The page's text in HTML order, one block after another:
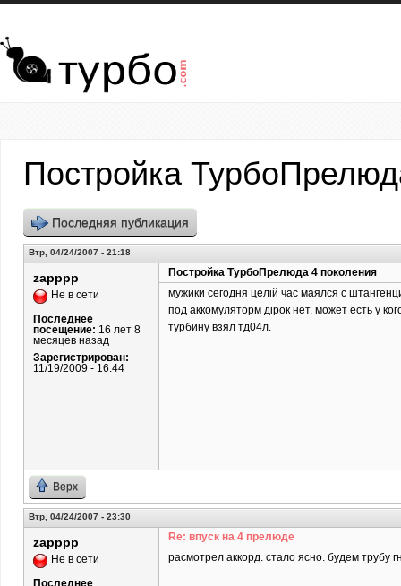
Перейти к основному содержанию
Постройка
Последняя публикация
Втр, 04/24/2007 - 21:18
zapppp
Не в сети
Последнее
посещение: 16 лет 8
месяцев назад
Зарегистрирован:
11/19/2009 - 16:44
Постройка ТурбоПрелюда 4 поколения
мужики сегодня целій час маялся с
под аккомуляторм дірок нет. может есть у
турбину взял тд04л.
Верх
Втр, 04/24/2007 - 23:30
zapppp
Не в сети
Последнее
Re: впуск на 4 прелюде
расмотрел аккорд. стало ясно. будем трубу